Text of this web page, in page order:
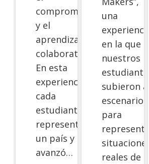
compromiso
y el
aprendizaje
colaborativo.
En esta
experiencia,
cada
estudiante
representó
un país y
avanzó…
una
experiencia
en la que
nuestros
estudiantes
subieron al
escenario
para
representar
situaciones
reales de la